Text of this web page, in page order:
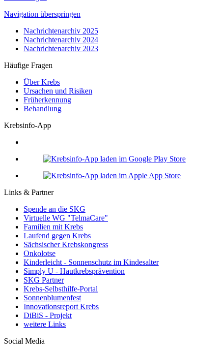
Navigation überspringen
Nachrichtenarchiv 2025
Nachrichtenarchiv 2024
Nachrichtenarchiv 2023
Häufige Fragen
Über Krebs
Ursachen und Risiken
Früherkennung
Behandlung
Krebsinfo-App
Links & Partner
Spende an die SKG
Virtuelle WG "TelmaCare"
Familien mit Krebs
Laufend gegen Krebs
Sächsischer Krebskongress
Onkolotse
Kinderleicht - Sonnenschutz im Kindesalter
Simply U - Hautkrebsprävention
SKG Partner
Krebs-Selbsthilfe-Portal
Sonnenblumenfest
Innovationsreport Krebs
DiBiS - Projekt
weitere Links
Social Media